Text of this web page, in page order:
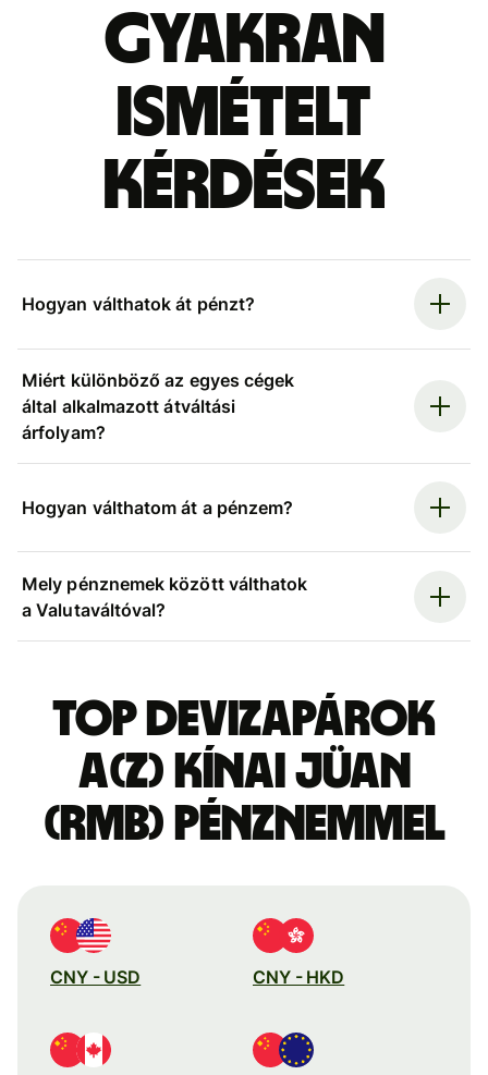
Gyakran
ismételt
kérdések
Hogyan válthatok át pénzt?
Miért különböző az egyes cégek
által alkalmazott átváltási
árfolyam?
Hogyan válthatom át a pénzem?
Mely pénznemek között válthatok
a Valutaváltóval?
Top devizapárok
a(z) kínai jüan
(RMB) pénznemmel
CNY - USD CNY - HKD